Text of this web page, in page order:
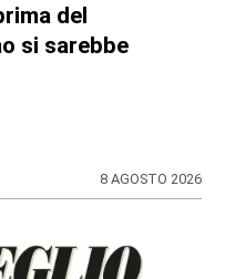
del
si sarebbe
8 AGOSTO 2026